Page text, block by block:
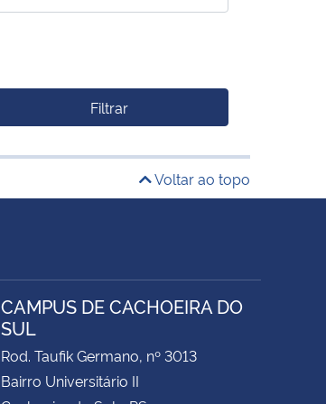
Filtrar
Voltar ao topo
CAMPUS DE CACHOEIRA DO
SUL
Rod. Taufik Germano, nº 3013
Bairro Universitário II